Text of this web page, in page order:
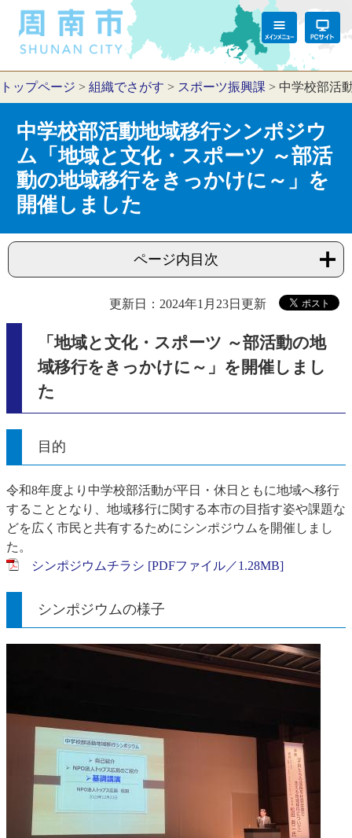
トップページ > 組織でさがす > スポーツ振興課 > 中学校部活
中学校部活動地域移行シンポジウ
ム「地域と文化・スポーツ ～部活
動の地域移行をきっかけに～」を
開催しました
ページ内目次
更新日：2024年1月23日更新
「地域と文化・スポーツ ～部活動の地
域移行をきっかけに～」を開催しまし
た
目的
令和8年度より中学校部活動が平日・休日ともに地域へ移行
することとなり、地域移行に関する本市の目指す姿や課題な
どを広く市民と共有するためにシンポジウムを開催しまし
た。
シンポジウムチラシ [PDFファイル／1.28MB]
シンポジウムの様子